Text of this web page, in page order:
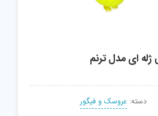
ای مدل ترنم
دسته: عروسک و فیگور